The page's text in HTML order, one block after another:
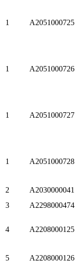
1 A2051000725
1 A2051000726
1 A2051000727
1 A2051000728
2 A2030000041
3
A2298000474
4 A2208000125
5 A2208000126